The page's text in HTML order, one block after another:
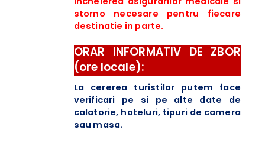
storno necesare pentru fiecare
destinatie in parte.
ORAR INFORMATIV DE ZBOR
(ore locale):
La cererea turistilor putem face
verificari pe si pe alte date de
calatorie, hoteluri, tipuri de camera
sau masa.